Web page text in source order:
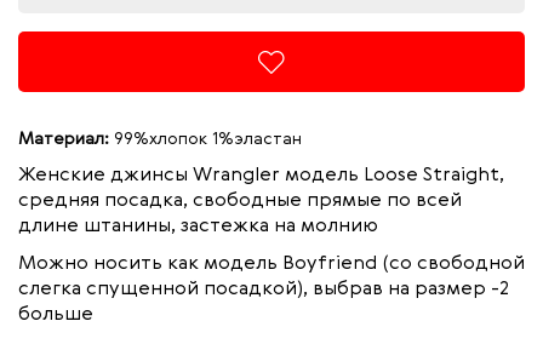
Материал: 99%хлопок 1%эластан
Женские джинсы Wrangler модель Loose Straight,
средняя посадка, свободные прямые по всей
длине штанины, застежка на молнию
Можно носить как модель Boyfriend (со свободной
слегка спущенной посадкой), выбрав на размер -2
больше